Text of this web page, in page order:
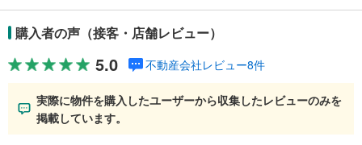
購入者の声（接客・店舗レビュー）
5.0 不動産会社レビュー8件
実際に物件を購入したユーザーから収集したレビューのみを
掲載しています。